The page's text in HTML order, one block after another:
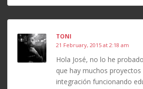
TONI
21 February, 2015 at 2:18 am
Hola José, no lo he
que hay muchos proyectos
integración funcionando